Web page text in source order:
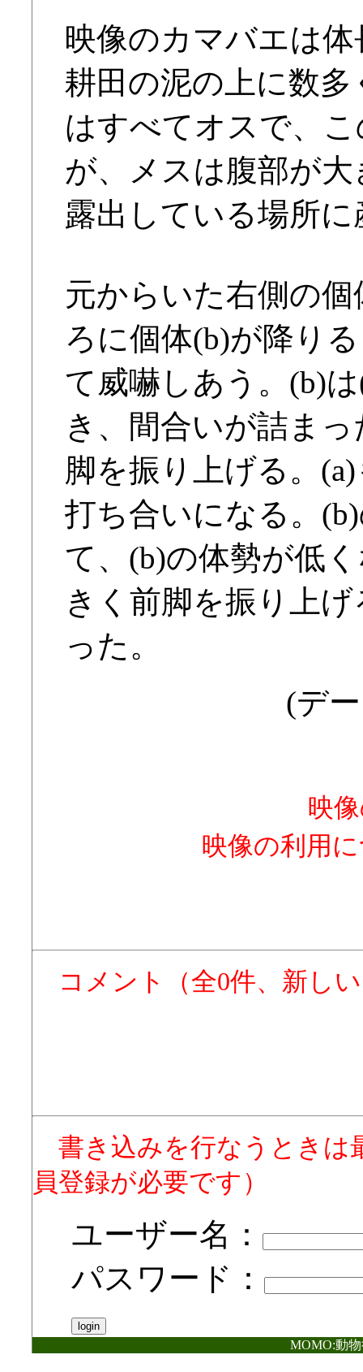
映像のカマバエは
耕田の泥の上に数
はすべてオスで、
が、メスは腹部が
露出している場所
元からいた右側の
ろに個体(b)が降り
て威嚇しあう。(b)
き、間合いが詰ま
脚を振り上げる。
打ち合いになる。
て、(b)の体勢が低
きく前脚を振り上
った。
(デ
映
映像の利用
コメント（全0件、新し
書き込みを行なうときは
員登録が必要です）
ユーザー名：
パスワード：
MOMO:動